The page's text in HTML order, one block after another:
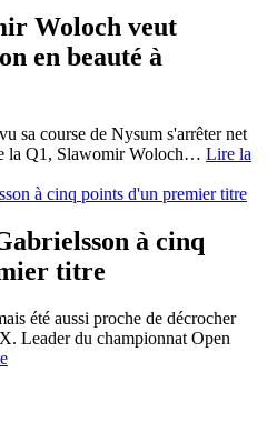
Woloch veut
en beauté à
sa course de Nysum s'arrêter net
la Q1, Slawomir Woloch… Lire la
à cinq
titre
été aussi proche de décrocher
Leader du championnat Open